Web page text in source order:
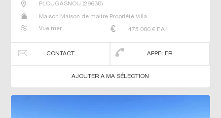
PLOUGASNOU (29630)
Maison Maison de maitre Propriété Villa
Vue mer 475 000 € F.A.I
CONTACT APPELER
AJOUTER A MA SÉLECTION